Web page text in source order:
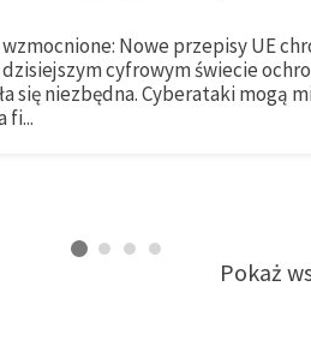
Nowe przepisy UE
cyfrowym świecie
się niezbędna. Cyberataki mogą
fi...
Pokaż